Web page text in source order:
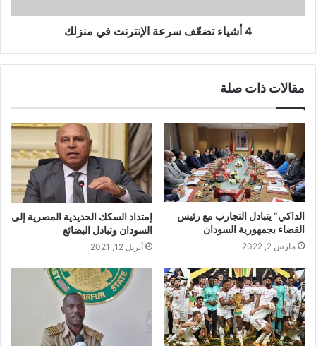
4 أشياء تضعّف سرعة الإنترنت في منزلك
مقالات ذات صلة
الداكي” يتبادل التجارب مع رئيس
القضاء بجمهورية السودان
مارس 2, 2022
إمتداد السكك الحديدية المصرية إلى
السودان وتبادل البضائع
أبريل 12, 2021